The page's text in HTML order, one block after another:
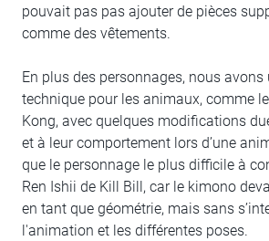
pouvait pas pas ajouter de pièces
comme des vêtements.
En plus des personnages, nous
technique pour les animaux, comme
Kong, avec quelques modifications
et à leur comportement lors d’une
que le personnage le plus difficile à
Ren Ishii de Kill Bill, car le kimono
en tant que géométrie, mais sans
l'animation et les différentes poses.